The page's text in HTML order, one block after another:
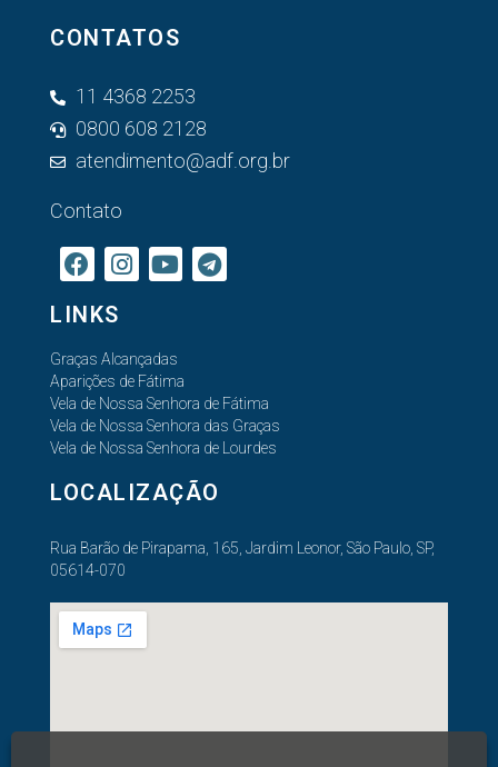
CONTATOS
11 4368 2253
0800 608 2128
atendimento@adf.org.br
Contato
LINKS
Graças Alcançadas
Aparições de Fátima
Vela de Nossa Senhora de Fátima
Vela de Nossa Senhora das Graças
Vela de Nossa Senhora de Lourdes
LOCALIZAÇÃO
Rua Barão de Pirapama, 165, Jardim Leonor, São Paulo, SP,
05614-070